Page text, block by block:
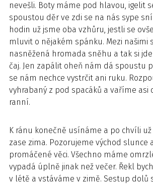
nevešli. Boty máme pod hlavou, igelit
spoustou děr ve zdi se na nás sype
hodin už jsme oba vzhůru, jestli se
mluvit o nějakém spánku. Mezi našimi
nasněžená hromada sněhu a tak si
čaj. Jen zapálit oheň nám dá spoustu
se nám nechce vystrčit ani ruku.
vyhrabaný z pod spacáků a vaříme asi
ranní.
K ránu konečně usínáme a po chvíli
zase zima. Pozorujeme východ slunce
promáčené věci. Všechno máme
vypadá úplně jinak než večer. Řekl
v létě a vstáváme v zimě. Sestup dolů